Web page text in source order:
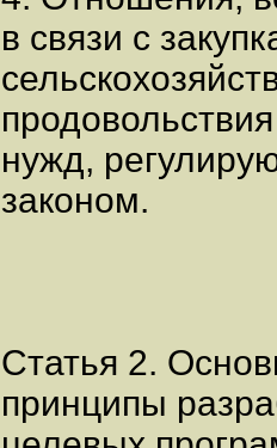
в связи с
нужд,
законом.
Статья 2.
принципы